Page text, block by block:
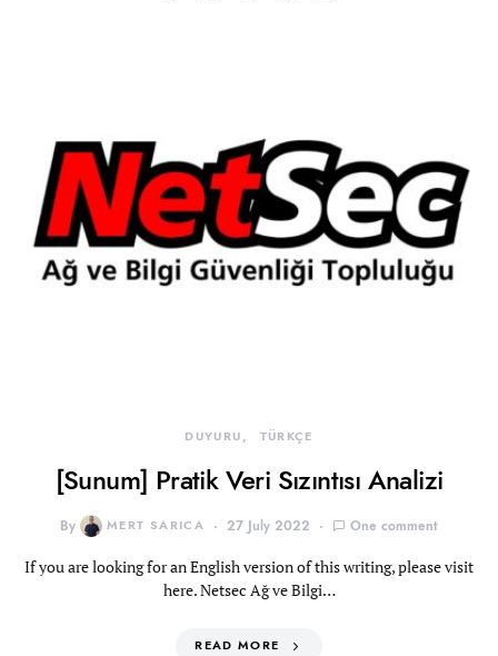
DUYURU TÜRKÇE
[Sunum] Pratik Veri Sızıntısı Analizi
By MERT SARICA 27 July 2022 One comment
If you are looking for an English version of this writing, please visit
here. Netsec Ağ ve Bilgi…
READ MORE